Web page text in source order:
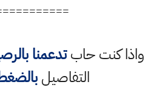
واذا كنت حابتدعمنا
التفاصيل